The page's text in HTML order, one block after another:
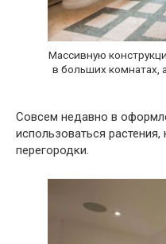
Массивную
в больших комнатах,
Совсем недавно в
использоваться
перегородки.